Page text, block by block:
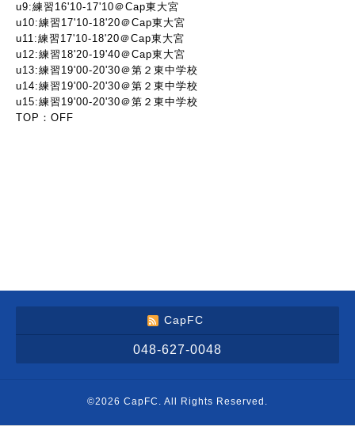
u9:練習16'10-17'10＠Cap東大宮
u10:練習17'10-18'20＠Cap東大宮
u11:練習17'10-18'20＠Cap東大宮
u12:練習18'20-19'40＠Cap東大宮
u13:練習19'00-20'30＠第２東中学校
u14:練習19'00-20'30＠第２東中学校
u15:練習19'00-20'30＠第２東中学校
TOP：OFF
CapFC
048-627-0048
©2026 CapFC . All Rights Reserved.